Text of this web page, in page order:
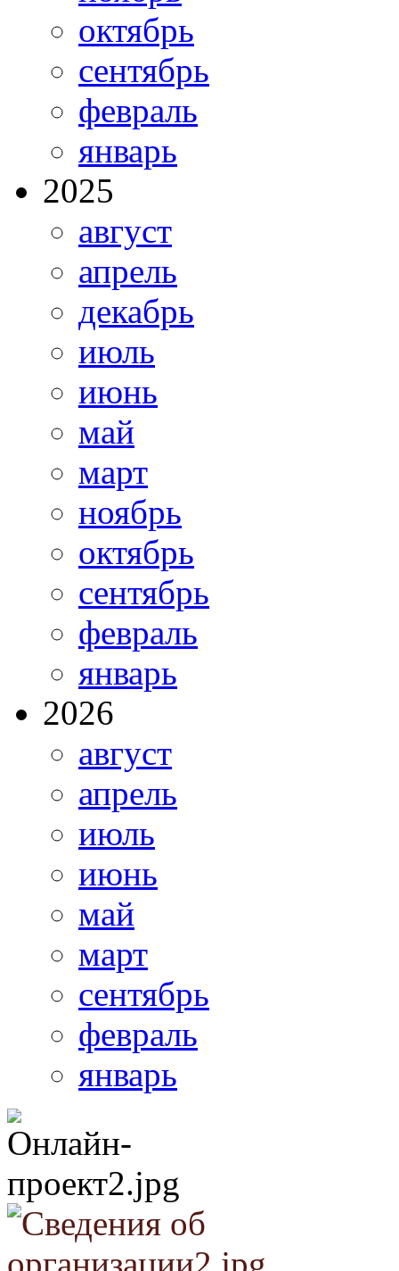
октябрь
сентябрь
февраль
январь
2025
август
апрель
декабрь
июль
июнь
май
март
ноябрь
октябрь
сентябрь
февраль
январь
2026
август
апрель
июль
июнь
май
март
сентябрь
февраль
январь